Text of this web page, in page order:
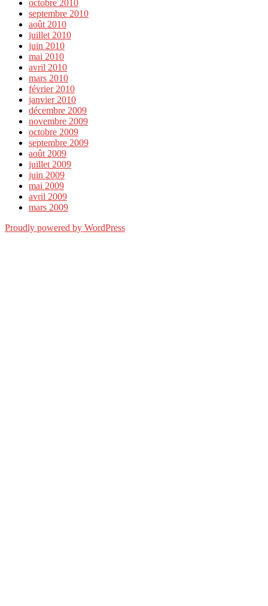
octobre 2010
septembre 2010
août 2010
juillet 2010
juin 2010
mai 2010
avril 2010
mars 2010
février 2010
janvier 2010
décembre 2009
novembre 2009
octobre 2009
septembre 2009
août 2009
juillet 2009
juin 2009
mai 2009
avril 2009
mars 2009
Proudly powered by WordPress